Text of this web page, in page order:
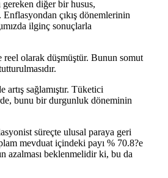
diğer bir husus,
çıkış dönemlerinin
ilginç sonuçlarla
olarak düşmüştür. Bunun somut
sağlamıştır. Tüketici
bunu bir durgunluk döneminin
süreçte ulusal paraya geri
mevduat içindeki payı % 70.8?e
azalması beklenmelidir ki, bu da